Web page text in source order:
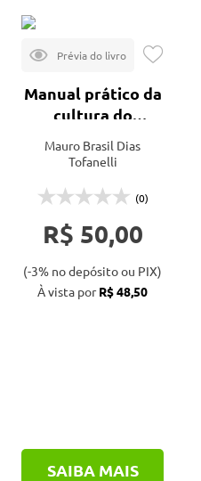
Manual prático da
cultura do
abacateiro
Mauro Brasil Dias
Tofanelli
(0)
R$ 50,00
(-3% no depósito ou PIX)
À vista porR$ 48,50
SAIBA MAIS